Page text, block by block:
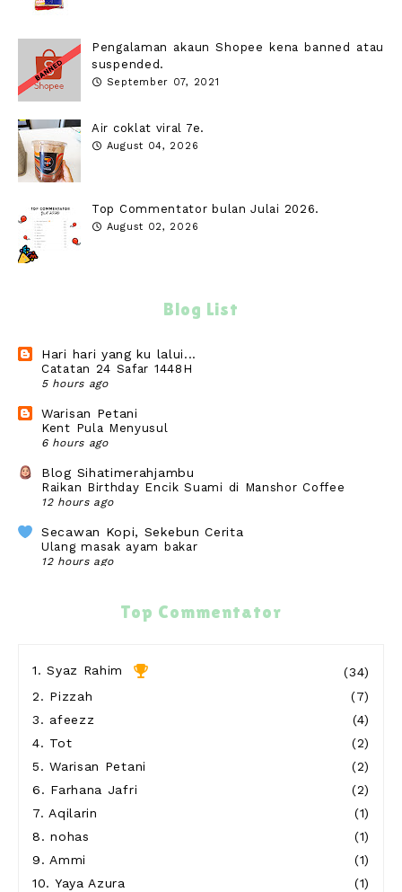
Pengalaman akaun Shopee kena banned atau
suspended.
September 07, 2021
Air coklat viral 7e.
August 04, 2026
Top Commentator bulan Julai 2026.
August 02, 2026
Blog List
Hari hari yang ku lalui...
Catatan 24 Safar 1448H
5 hours ago
Warisan Petani
Kent Pula Menyusul
6 hours ago
Blog Sihatimerahjambu
Raikan Birthday Encik Suami di Manshor Coffee
12 hours ago
Secawan Kopi, Sekebun Cerita
Ulang masak ayam bakar
12 hours ago
TRAVEL & TRAVELTop Commentator
1.Syaz Rahim
(34)
2. Pizzah
(7)
3. afeezz
(4)
4. Tot
(2)
5.Warisan Petani
(2)
6. Farhana Jafri
(2)
7. Aqilarin
(1)
8.nohas
(1)
9. Ammi
(1)
10. Yaya Azura (1)